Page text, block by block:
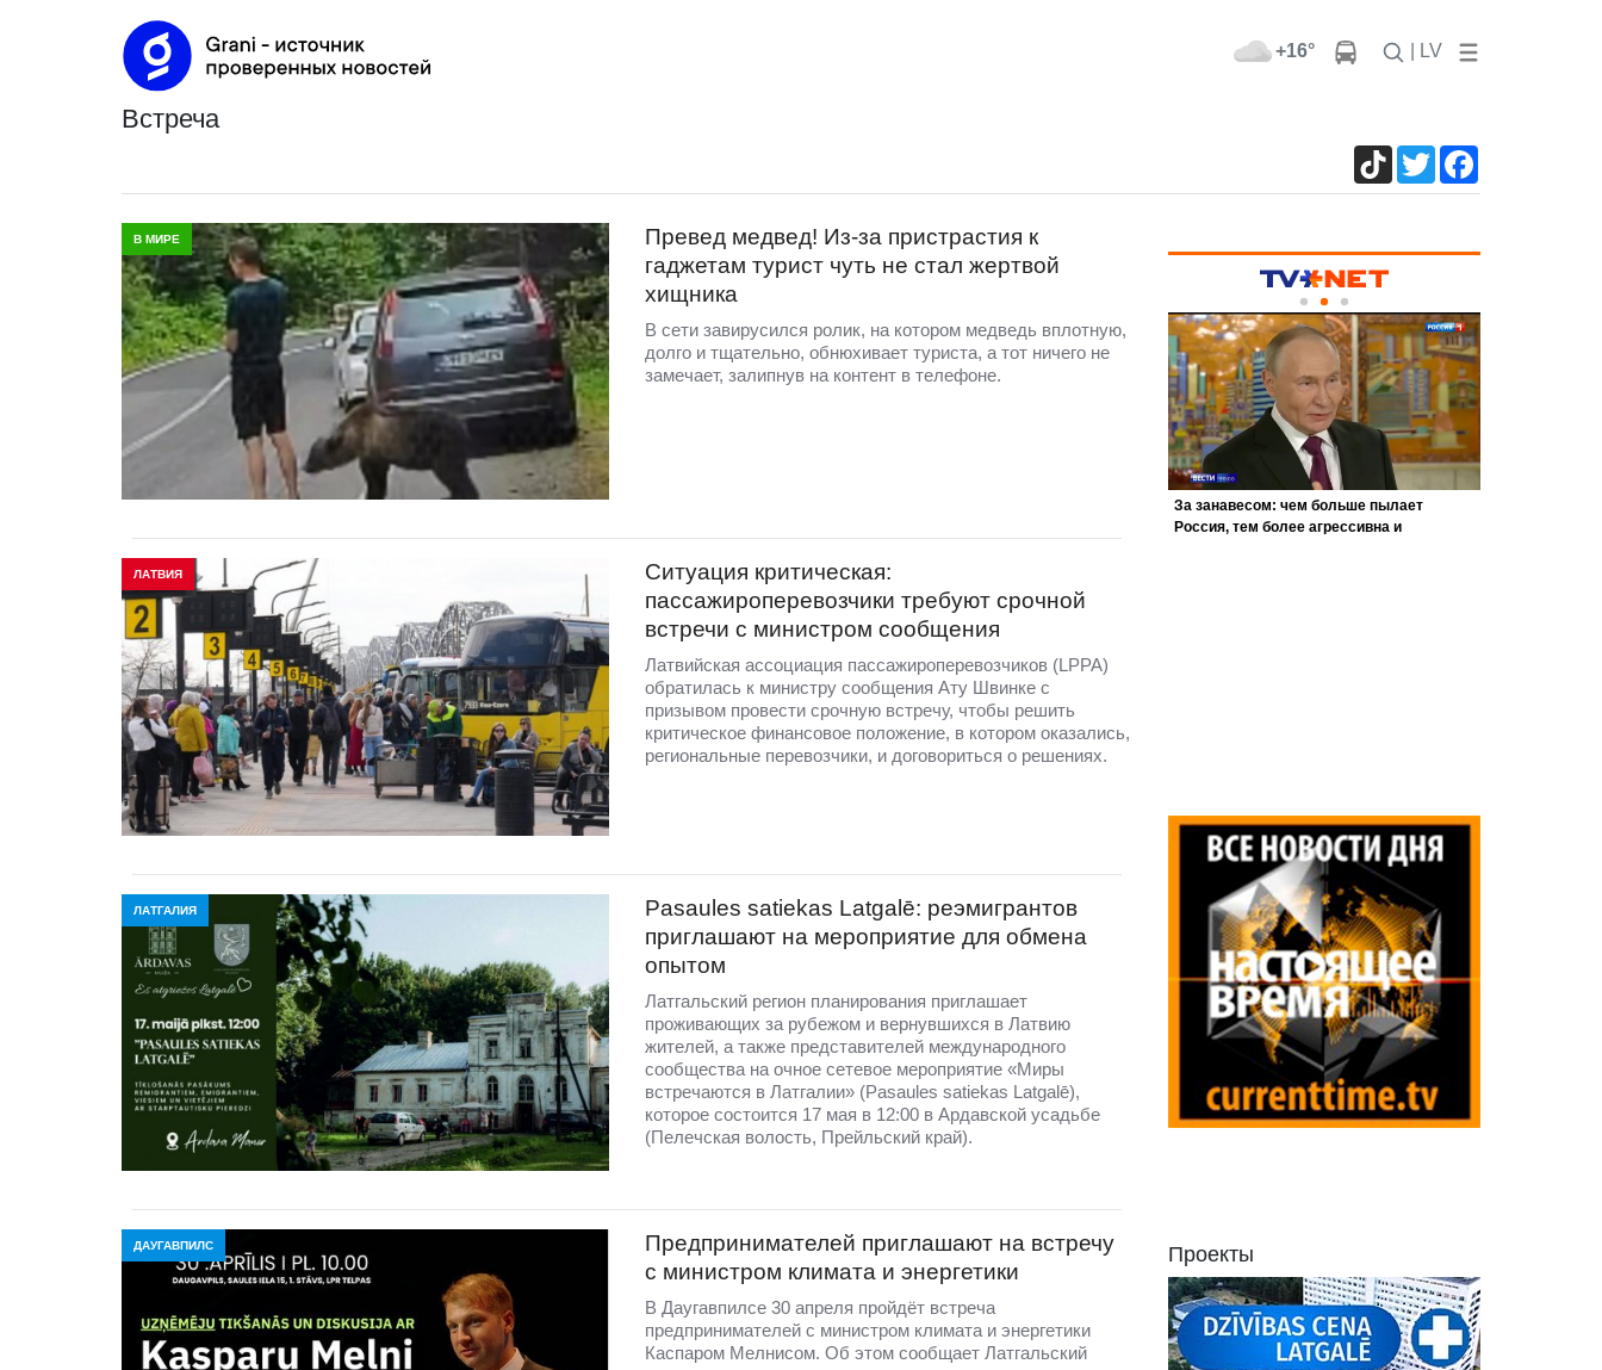
+16° | LV
встреча
TikTokTwitter
В МИРЕ
Превед медвед! Из-за пристрастия к
гаджетам турист чуть не стал жертвой
хищника
В сети завирусился ролик, на котором медведь вплотную,
долго и тщательно, обнюхивает туриста, а тот ничего не
замечает, залипнув на контент в телефоне.
ЛАТВИЯ
Ситуация критическая:
пассажироперевозчики требуют срочной
встречи с министром сообщения
Латвийская ассоциация пассажироперевозчиков (LPPA)
обратилась к министру сообщения Ату Швинке с
призывом провести срочную встречу, чтобы решить
критическое финансовое положение, в котором оказались,
региональные перевозчики, и договориться о решениях.
ЛАТГАЛИЯ
Pasaules satiekas Latgalē: реэмигрантов
приглашают на мероприятие для обмена
опытом
Латгальский регион планирования приглашает
проживающих за рубежом и вернувшихся в Латвию
жителей, а также представителей международного
сообщества на очное сетевое мероприятие «Миры
встречаются в Латгалии» (Pasaules satiekas Latgalē),
которое состоится 17 мая в 12:00 в Ардавской усадьбе
(Пелечская волость, Прейльский край).
ДАУГАВПИЛС
Предпринимателей приглашают на встречу
с министром климата и энергетики
В Даугавпилсе 30 апреля пройдёт встреча
предпринимателей с министром климата и энергетики
Каспаром Мелнисом. Об этом сообщает Латгальский
Проекты